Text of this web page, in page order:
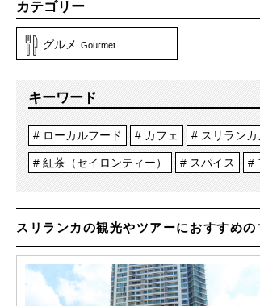
カテゴリー
グルメ Gourmet
キーワード
ローカルフード カフェ スリラン
紅茶（セイロンティー） スパイス
スリランカの観光やツアーにおすすめ